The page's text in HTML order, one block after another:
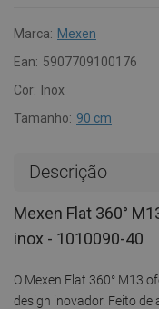
Marca: Mexen
Ean: 5907709100176
Cor:
Inox
Tamanho: 90 cm
Descrição
Mexen Flat 360°
inox - 1010090-40
O Mexen Flat 360° M13
design inovador. Feito de